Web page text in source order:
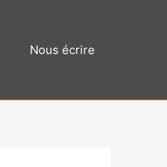
Nous écrire